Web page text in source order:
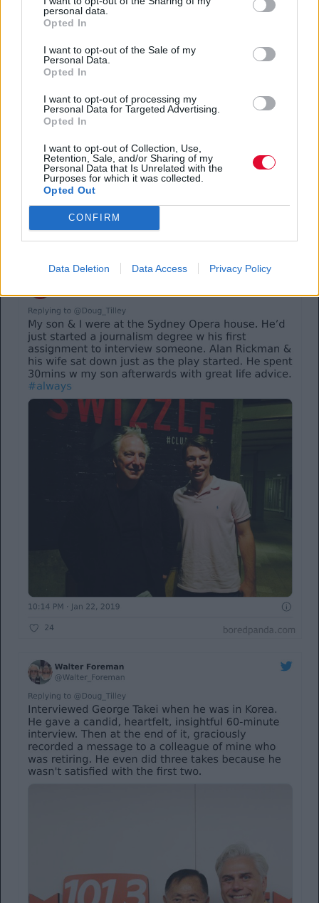
personal data.
Opted In
I want to opt-out of the Sale of my
Personal Data.
Opted In
I want to opt-out of processing my
Personal Data for Targeted Advertising.
Opted In
I want to opt-out of Collection, Use,
Retention, Sale, and/or Sharing of my
Personal Data that Is Unrelated with the
Purposes for which it was collected.
Opted Out
CONFIRM
Data Deletion Data Access Privacy Policy